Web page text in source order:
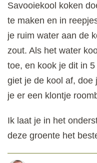
Savooiekool koken
te maken en in
je ruim water aan de
zout. Als het water
toe, en kook je dit in
giet je de kool af, doe
je er een klontje
Ik laat je in het
deze groente het